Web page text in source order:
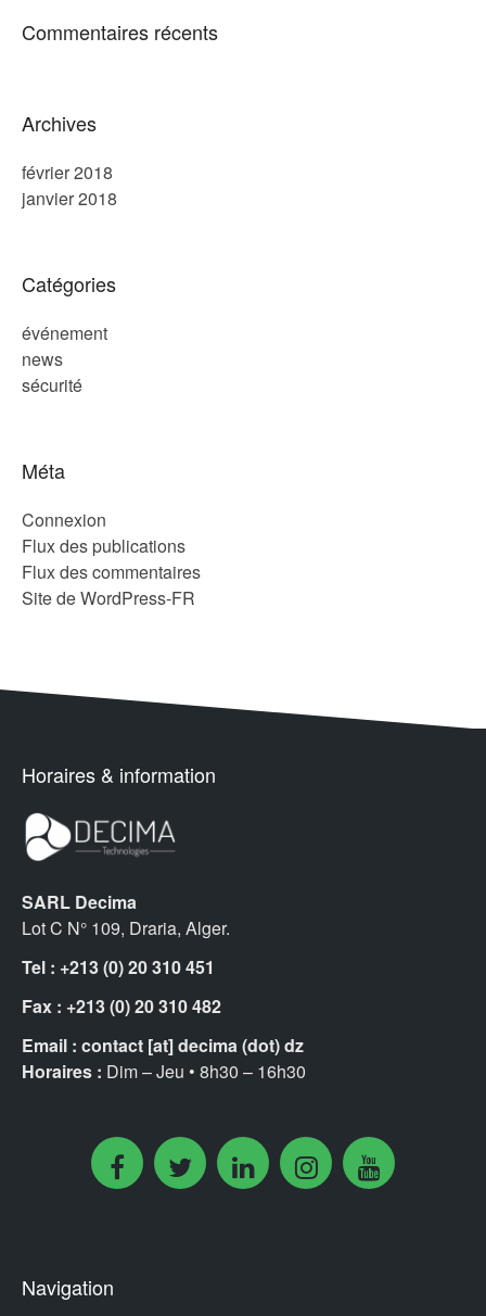
Commentaires récents
Archives
février 2018
janvier 2018
Catégories
événement
news
sécurité
Méta
Connexion
Flux des publications
Flux des commentaires
Site de WordPress-FR
Horaires & information
SARL Decima
Lot C N° 109, Draria, Alger.
Tel : +213 (0) 20 310 451
Fax : +213 (0) 20 310 482
Email : contact [at] decima (dot) dz
Horaires : Dim – Jeu • 8h30 – 16h30
Navigation